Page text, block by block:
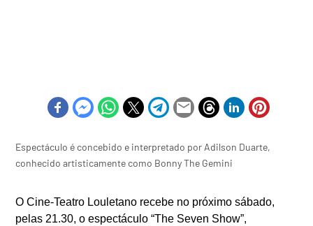
Espectáculo é concebido e interpretado por Adilson Duarte,
conhecido artisticamente como Bonny The Gemini
O Cine-Teatro Louletano recebe no próximo sábado,
pelas 21.30, o espectáculo “The Seven Show”,